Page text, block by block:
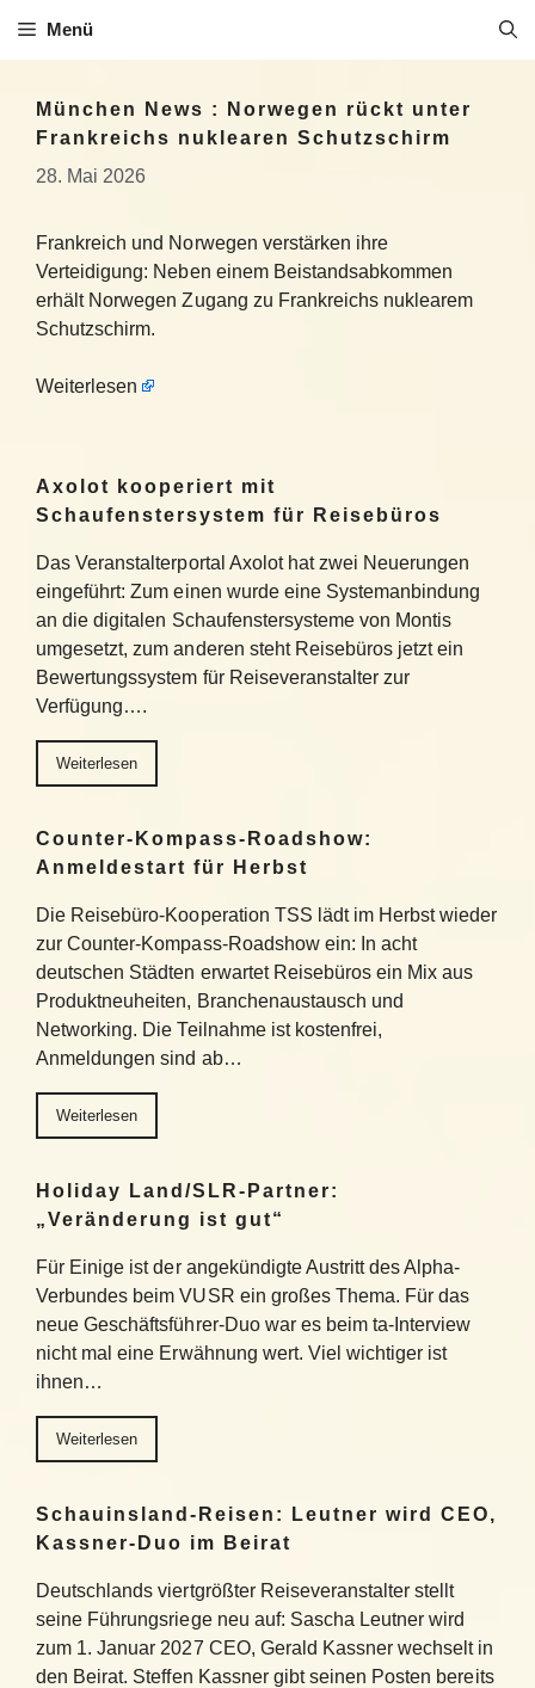
Inhalt
Menü
München News : Norwegen rückt unter
Frankreichs nuklearen Schutzschirm
28. Mai 2026
Frankreich und Norwegen verstärken ihre
Verteidigung: Neben einem Beistandsabkommen
erhält Norwegen Zugang zu Frankreichs nuklearem
Schutzschirm.
Weiterlesen
Axolot kooperiert mit
Schaufenstersystem für Reisebüros
Das Veranstalterportal Axolot hat zwei Neuerungen
eingeführt: Zum einen wurde eine Systemanbindung
an die digitalen Schaufenstersysteme von Montis
umgesetzt, zum anderen steht Reisebüros jetzt ein
Bewertungssystem für Reiseveranstalter zur
Verfügung….
Weiterlesen
Counter-Kompass-Roadshow:
Anmeldestart für Herbst
Die Reisebüro-Kooperation TSS lädt im Herbst wieder
zur Counter-Kompass-Roadshow ein: In acht
deutschen Städten erwartet Reisebüros ein Mix aus
Produktneuheiten, Branchenaustausch und
Networking. Die Teilnahme ist kostenfrei,
Anmeldungen sind ab…
Weiterlesen
Holiday Land/SLR-Partner:
„Veränderung ist gut“
Für Einige ist der angekündigte Austritt des Alpha-
Verbundes beim VUSR ein großes Thema. Für das
neue Geschäftsführer-Duo war es beim ta-Interview
nicht mal eine Erwähnung wert. Viel wichtiger ist
ihnen…
Weiterlesen
Schauinsland-Reisen: Leutner wird CEO,
Kassner-Duo im Beirat
Deutschlands viertgrößter Reiseveranstalter stellt
seine Führungsriege neu auf: Sascha Leutner wird
zum 1. Januar 2027 CEO, Gerald Kassner wechselt in
den Beirat. Steffen Kassner gibt seinen Posten bereits